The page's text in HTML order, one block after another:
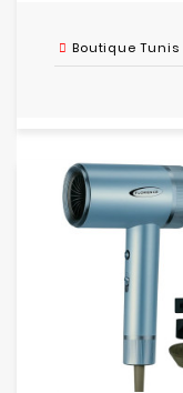
Boutique Tunis